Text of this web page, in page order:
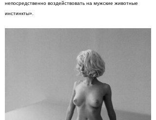
непосредственно воздействовать на мужские животные
инстинкты».